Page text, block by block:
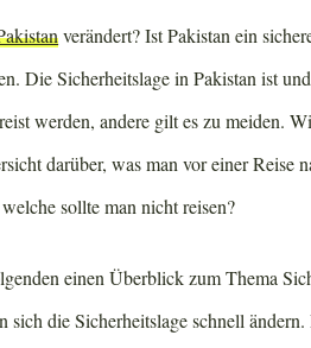
verändert? Ist Pakistan ein
Die Sicherheitslage in Pakistan ist
werden, andere gilt es zu meiden.
darüber, was man vor einer Reise
sollte man nicht reisen?
einen Überblick zum Thema
die Sicherheitslage schnell